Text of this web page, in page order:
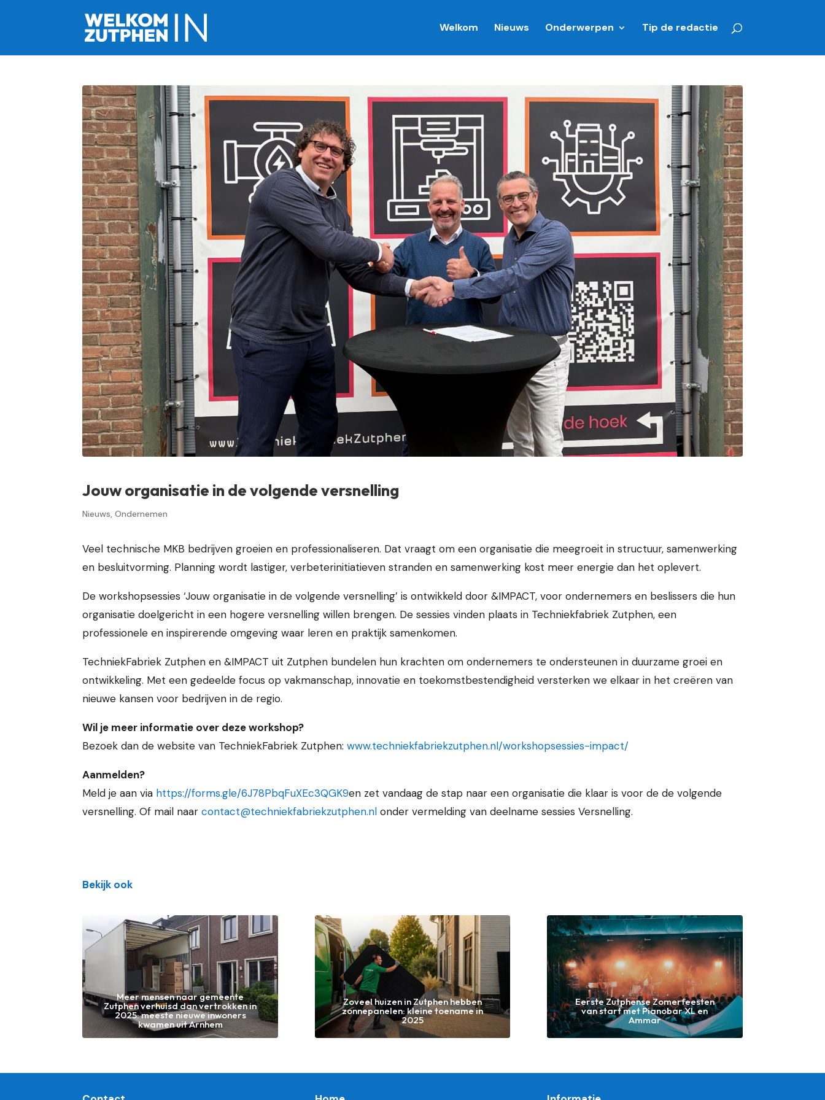
Welkom Nieuws Onderwerpen Tip de redactie
Jouw organisatie in de volgende versnelling
Nieuws,Ondernemen
Veel technische MKB bedrijven groeien en professionaliseren. Dat vraagt om een organisatie die meegroeit in structuur, samenwerking
en besluitvorming. Planning wordt lastiger, verbeterinitiatieven stranden en samenwerking kost meer energie dan het oplevert.
De workshopsessies ‘Jouw organisatie in de volgende versnelling’ is ontwikkeld door &IMPACT, voor ondernemers en beslissers die hun
organisatie doelgericht in een hogere versnelling willen brengen. De sessies vinden plaats in Techniekfabriek Zutphen, een
professionele en inspirerende omgeving waar leren en praktijk samenkomen.
TechniekFabriek Zutphen en &IMPACT uit Zutphen bundelen hun krachten om ondernemers te ondersteunen in duurzame groei en
ontwikkeling. Met een gedeelde focus op vakmanschap, innovatie en toekomstbestendigheid versterken we elkaar in het creëren van
nieuwe kansen voor bedrijven in de regio.
Wil je meer informatie over deze workshop?
Bezoek dan de website van TechniekFabriek Zutphen:www.techniekfabriekzutphen.nl/workshopsessies-impact/
Aanmelden?
Meld je aan via https://forms.gle/6J78PbqFuXEc3QGK9en zet vandaag de stap naar een organisatie die klaar is voor de de volgende
versnelling. Of mail naarcontact@techniekfabriekzutphen.nl onder vermelding van deelname sessies Versnelling.
Bekijk ook
Meer mensen naar gemeente
Zutphen verhuisd dan vertrokken in
2025: meeste nieuwe inwoners
kwamen uit Arnhem
Zoveel huizen in Zutphen hebben
zonnepanelen: kleine toename in
2025
Eerste Zutphense Zomerfeesten
van start met Pianobar XL en
Ammar